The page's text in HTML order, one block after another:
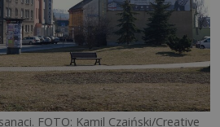
FOTO: Kamil Czaiński/Creative